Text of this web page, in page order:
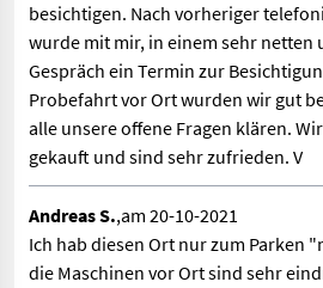
besichtigen. Nach vorheriger
wurde mit mir, in einem sehr netten
Gespräch ein Termin zur
Probefahrt vor Ort wurden wir gut
alle unsere offene Fragen klären.
gekauft und sind sehr zufrieden. V
Andreas S.,am 20-10-2021
Ich hab diesen Ort nur zum Parken
die Maschinen vor Ort sind sehr